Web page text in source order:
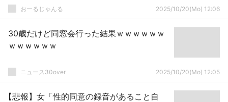
おーるじゃんる 2025/10/20(Mo) 12:06
30歳だけど同窓会行った結果ｗｗｗｗｗｗ
ｗｗｗｗｗｗ
ニュース30over 2025/10/20(Mo) 12:05
【悲報】女「性的同意の録音があること自